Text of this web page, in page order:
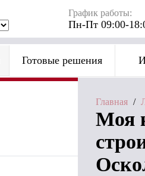
График работы:
Пн-Пт 09:00-
Готовые решения
Главная /
Моя